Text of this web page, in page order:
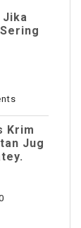
Jika
Krim
Jug